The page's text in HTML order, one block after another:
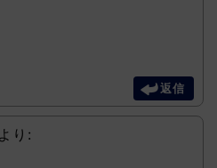
返信
より: